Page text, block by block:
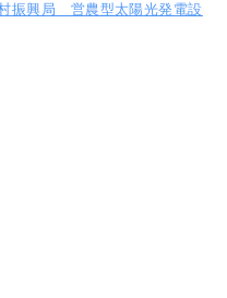
興局 営農型太陽光発電設